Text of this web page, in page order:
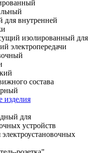
для внутренней
изолированный для
электропередачи
состава
изделия
для
устройств